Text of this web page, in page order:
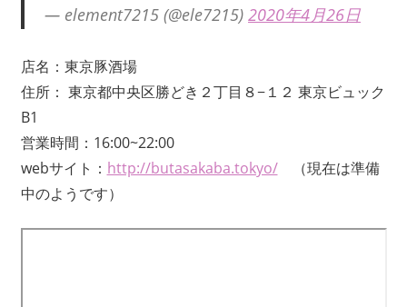
— element7215 (@ele7215) 2020年4月26日
店名：東京豚酒場
住所： 東京都中央区勝どき２丁目８−１２ 東京ビュック
B1
営業時間：16:00~22:00
webサイト： http://butasakaba.tokyo/（現在は準備
中のようです）